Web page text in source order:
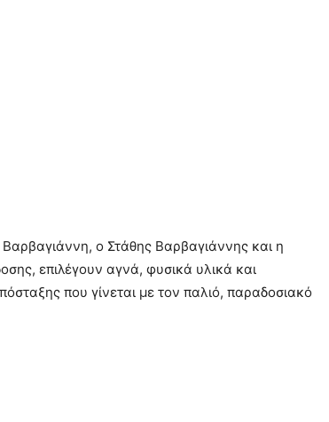
Βαρβαγιάννη, ο Στάθης Βαρβαγιάννης και η
επιλέγουν αγνά, φυσικά υλικά και
που γίνεται με τον παλιό, παραδοσιακό